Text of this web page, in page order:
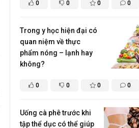
0 0 0 0
0 0 0 0
Trong y học hiện đại có
quan niệm về thực
phẩm nóng – lạnh hay
không?
Uống cà phê trước khi
tập thể dục có thể giúp